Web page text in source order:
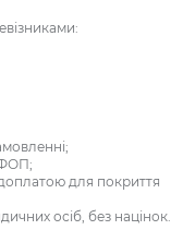
ФОП;
для покриття
осіб, без націнок.